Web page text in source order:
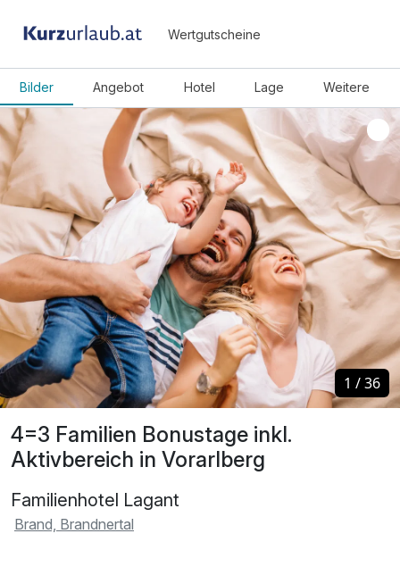
Wertgutscheine
Bilder Angebot Hotel Lage Weitere
4=3 Familien Bonustage inkl.
Aktivbereich in Vorarlberg
Familienhotel Lagant
Brand, Brandnertal
1 /36
1 /36